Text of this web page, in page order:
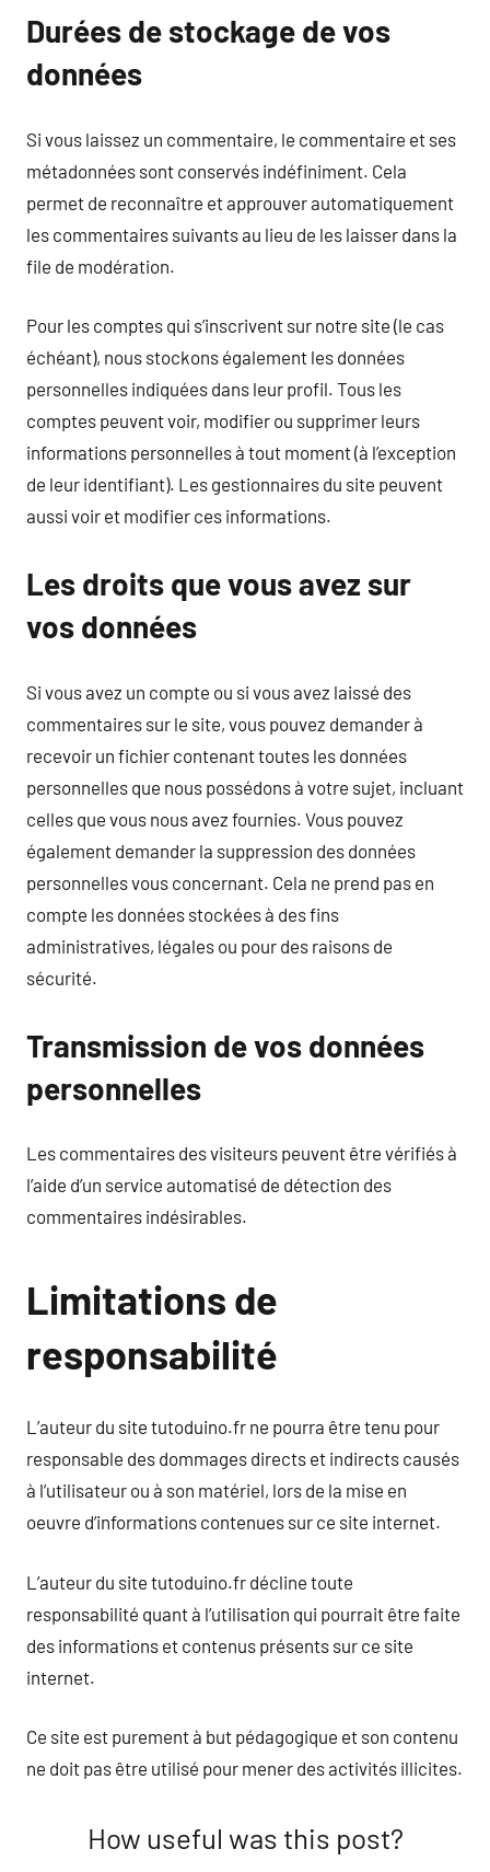
Durées de stockage de vos
données
Si vous laissez un commentaire, le commentaire et ses
métadonnées sont conservés indéfiniment. Cela
permet de reconnaître et approuver automatiquement
les commentaires suivants au lieu de les laisser dans la
file de modération.
Pour les comptes qui s’inscrivent sur notre site (le cas
échéant), nous stockons également les données
personnelles indiquées dans leur profil. Tous les
comptes peuvent voir, modifier ou supprimer leurs
informations personnelles à tout moment (à l’exception
de leur identifiant). Les gestionnaires du site peuvent
aussi voir et modifier ces informations.
Les droits que vous avez sur
vos données
Si vous avez un compte ou si vous avez laissé des
commentaires sur le site, vous pouvez demander à
recevoir un fichier contenant toutes les données
personnelles que nous possédons à votre sujet, incluant
celles que vous nous avez fournies. Vous pouvez
également demander la suppression des données
personnelles vous concernant. Cela ne prend pas en
compte les données stockées à des fins
administratives, légales ou pour des raisons de
sécurité.
Transmission de vos données
personnelles
Les commentaires des visiteurs peuvent être vérifiés à
l’aide d’un service automatisé de détection des
commentaires indésirables.
Limitations de
responsabilité
L’auteur du site tutoduino.fr ne pourra être tenu pour
responsable des dommages directs et indirects causés
à l’utilisateur ou à son matériel, lors de la mise en
oeuvre d’informations contenues sur ce site internet.
L’auteur du site tutoduino.fr décline toute
responsabilité quant à l’utilisation qui pourrait être faite
des informations et contenus présents sur ce site
internet.
Ce site est purement à but pédagogique et son contenu
ne doit pas être utilisé pour mener des activités illicites.
How useful was this post?